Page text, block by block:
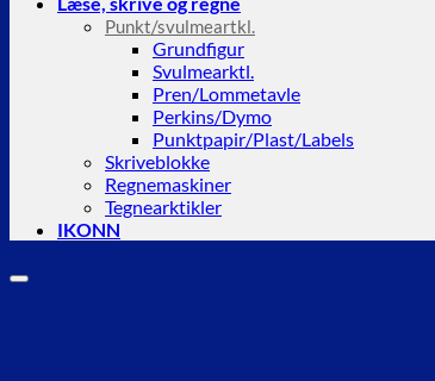
Punkt/svulmeartkl.
Grundfigur
Svulmearktl.
Pren/Lommetavle
Perkins/Dymo
Punktpapir/Plast/Labels
Skriveblokke
Regnemaskiner
Tegnearktikler
IKONN